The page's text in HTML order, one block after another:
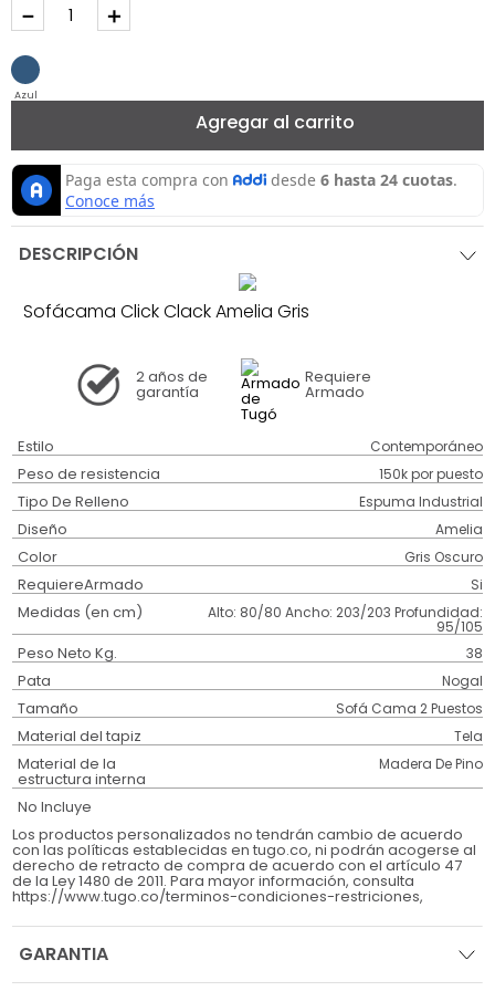
＋
－
Azul
Agregar al carrito
DESCRIPCIÓN
Sofácama Click Clack Amelia Gris
2 años de
garantía
Requiere
Armado
Estilo Contemporáneo
Peso de resistencia 150k por puesto
Tipo De Relleno Espuma Industrial
Diseño Amelia
Color Gris Oscuro
RequiereArmado Si
Medidas (en cm) Alto: 80/80 Ancho: 203/203 Profundidad:
95/105
Peso Neto Kg. 38
Pata Nogal
Tamaño Sofá Cama 2 Puestos
Material del tapiz Tela
Material de la
estructura interna
Madera De Pino
No Incluye
Los productos personalizados no tendrán cambio de acuerdo
con las políticas establecidas en tugo.co, ni podrán acogerse al
derecho de retracto de compra de acuerdo con el artículo 47
de la Ley 1480 de 2011. Para mayor información, consulta
https://www.tugo.co/terminos-condiciones-restriciones,
GARANTIA